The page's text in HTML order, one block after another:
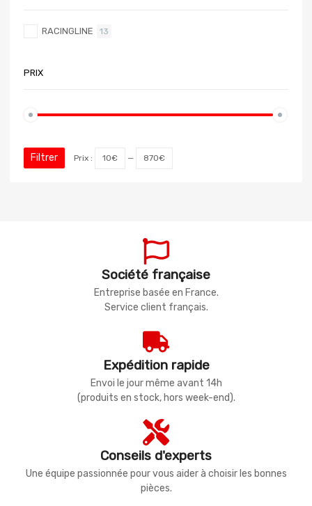
RACINGLINE 13
PRIX
Filtrer Prix : 10€ — 870€
Société française
Entreprise basée en France.
Service client français.
Expédition rapide
Envoi le jour même avant 14h
(produits en stock, hors week-end).
Conseils d'experts
Une équipe passionnée pour vous aider à choisir les bonnes
pièces.